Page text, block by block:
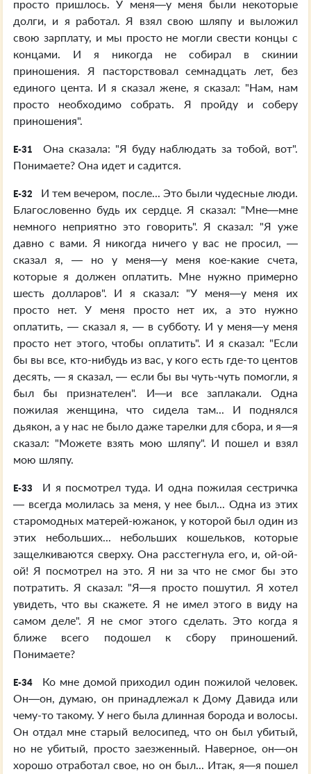
просто пришлось. У меня—у меня были некоторые
долги, и я работал. Я взял свою шляпу и выложил
свою зарплату, и мы просто не могли свести концы с
концами. И я никогда не собирал в скинии
приношения. Я пасторствовал семнадцать лет, без
единого цента. И я сказал жене, я сказал: "Нам, нам
просто необходимо собрать. Я пройду и соберу
приношения".
E-31
Она сказала: "Я буду наблюдать за тобой, вот".
Понимаете? Она идет и садится.
E-32
И тем вечером, после... Это были чудесные люди.
Благословенно будь их сердце. Я сказал: "Мне—мне
немного неприятно это говорить". Я сказал: "Я уже
давно с вами. Я никогда ничего у вас не просил, —
сказал я, — но у меня—у меня кое-какие счета,
которые я должен оплатить. Мне нужно примерно
шесть долларов". И я сказал: "У меня—у меня их
просто нет. У меня просто нет их, а это нужно
оплатить, — сказал я, — в субботу. И у меня—у меня
просто нет этого, чтобы оплатить". И я сказал: "Если
бы вы все, кто-нибудь из вас, у кого есть где-то центов
десять, — я сказал, — если бы вы чуть-чуть помогли, я
был бы признателен". И—и все заплакали. Одна
пожилая женщина, что сидела там... И поднялся
дьякон, а у нас не было даже тарелки для сбора, и я—я
сказал: "Можете взять мою шляпу". И пошел и взял
мою шляпу.
E-33
И я посмотрел туда. И одна пожилая сестричка
— всегда молилась за меня, у нее был... Одна из этих
старомодных матерей-южанок, у которой был один из
этих небольших... небольших кошельков, которые
защелкиваются сверху. Она расстегнула его, и, ой-ой-
ой! Я посмотрел на это. Я ни за что не смог бы это
потратить. Я сказал: "Я—я просто пошутил. Я хотел
увидеть, что вы скажете. Я не имел этого в виду на
самом деле". Я не смог этого сделать. Это когда я
ближе всего подошел к сбору приношений.
Понимаете?
E-34
Ко мне домой приходил один пожилой человек.
Он—он, думаю, он принадлежал к Дому Давида или
чему-то такому. У него была длинная борода и волосы.
Он отдал мне старый велосипед, что он был убитый,
но не убитый, просто заезженный. Наверное, он—он
хорошо отработал свое, но он был... Итак, я—я пошел